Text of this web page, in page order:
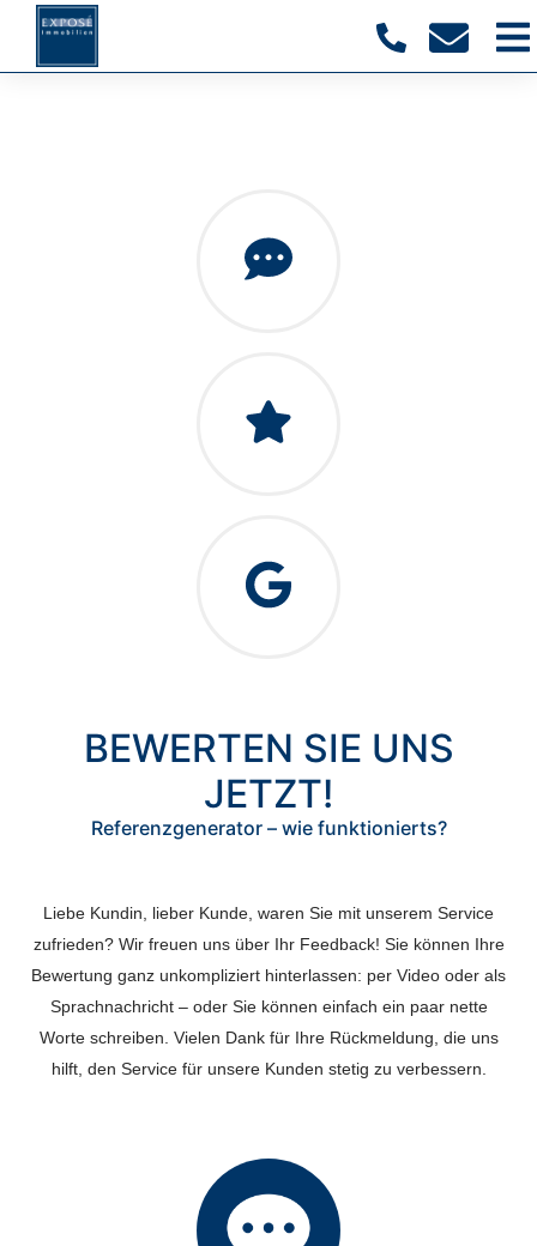
BEWERTEN SIE UNS
JETZT!
Referenzgenerator – wie funktionierts?
Liebe Kundin, lieber Kunde, waren Sie mit unserem Service
zufrieden? Wir freuen uns über Ihr Feedback! Sie können Ihre
Bewertung ganz unkompliziert hinterlassen: per Video oder als
Sprachnachricht – oder Sie können einfach ein paar nette
Worte schreiben. Vielen Dank für Ihre Rückmeldung, die uns
hilft, den Service für unsere Kunden stetig zu verbessern.